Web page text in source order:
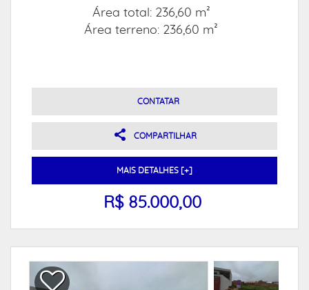
Área total: 236,60 m²
Área terreno: 236,60 m²
CONTATAR
COMPARTILHAR
MAIS DETALHES [+]
R$ 85.000,00